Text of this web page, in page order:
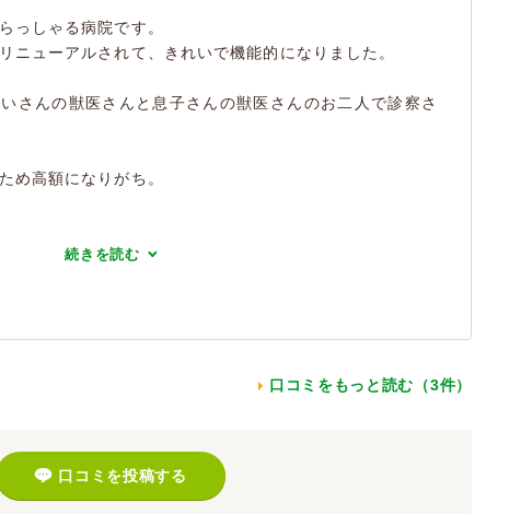
っしゃる病院です。
ニューアルされて、きれいで機能的になりました。
さんの獣医さんと息子さんの獣医さんのお二人で診察さ
め高額になりがち。
続きを読む
口コミをもっと読む（3件）
口コミを投稿する